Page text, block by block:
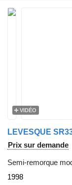
VIDÉO
LEVESQUE
Prix sur demande
Semi-remorque
1998